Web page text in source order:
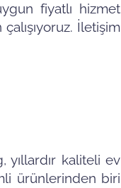
fiyatlı hizmet
İletişim
yıllardır kaliteli ev
ürünlerinden biri